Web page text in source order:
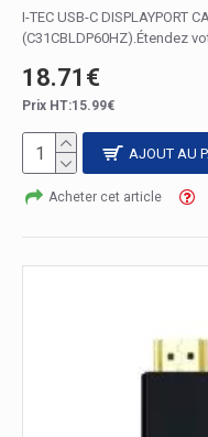
I-TEC USB-C DISPLAYPORT
(C31CBLDP60HZ).Étendez
18.71€
Prix HT:15.99€
AJOUT AU
Acheter cet article